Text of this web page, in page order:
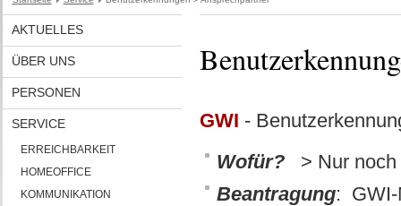
AKTUELLES
ÜBER UNS
PERSONEN
SERVICE
ERREICHBARKEIT
HOMEOFFICE
KOMMUNIKATION
GWI -
Wofür? > Nur
Beantragung: GWI-